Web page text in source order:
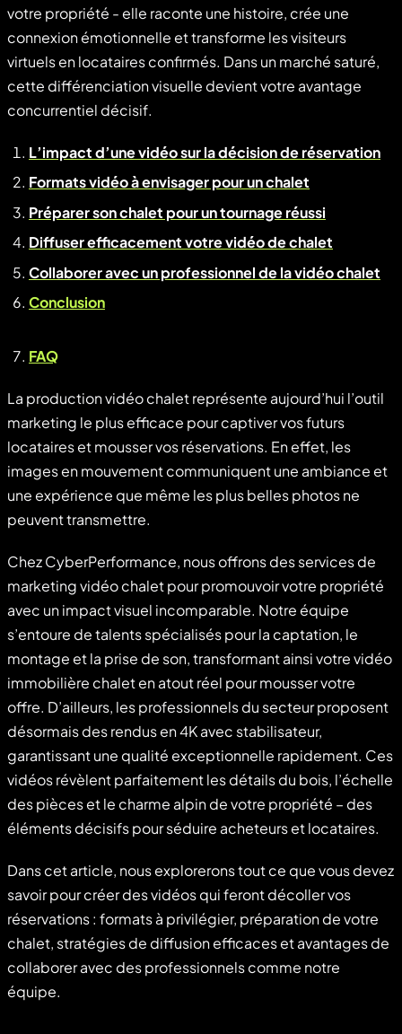
votre propriété - elle raconte une histoire, crée une
connexion émotionnelle et transforme les visiteurs
virtuels en locataires confirmés. Dans un marché saturé,
cette différenciation visuelle devient votre avantage
concurrentiel décisif.
L’impact d’une vidéo sur la décision de réservation
Formats vidéo à envisager pour un chalet
Préparer son chalet pour un tournage réussi
Diffuser efficacement votre vidéo de chalet
Collaborer avec un professionnel de la vidéo chalet
Conclusion
FAQ
La production vidéo chalet représente aujourd’hui l’outil
marketing le plus efficace pour captiver vos futurs
locataires et mousser vos réservations. En effet, les
images en mouvement communiquent une ambiance et
une expérience que même les plus belles photos ne
peuvent transmettre.
Chez CyberPerformance, nous offrons des services de
marketing vidéo chalet pour promouvoir votre propriété
avec un impact visuel incomparable. Notre équipe
s’entoure de talents spécialisés pour la captation, le
montage et la prise de son, transformant ainsi votre vidéo
immobilière chalet en atout réel pour mousser votre
offre. D’ailleurs, les professionnels du secteur proposent
désormais des rendus en 4K avec stabilisateur,
garantissant une qualité exceptionnelle rapidement. Ces
vidéos révèlent parfaitement les détails du bois, l’échelle
des pièces et le charme alpin de votre propriété – des
éléments décisifs pour séduire acheteurs et locataires.
Dans cet article, nous explorerons tout ce que vous devez
savoir pour créer des vidéos qui feront décoller vos
réservations : formats à privilégier, préparation de votre
chalet, stratégies de diffusion efficaces et avantages de
collaborer avec des professionnels comme notre
équipe.